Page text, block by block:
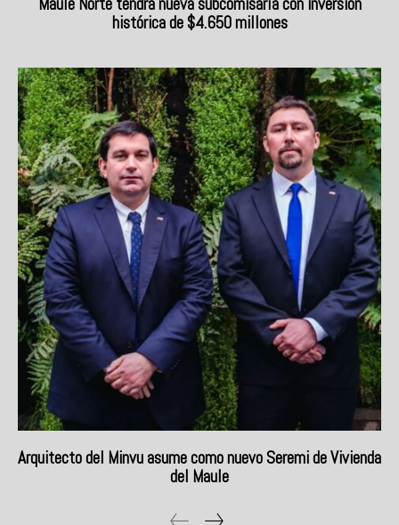
histórica de $4.650 millones
Arquitecto del Minvu asume como nuevo Seremi de Vivienda
del Maule